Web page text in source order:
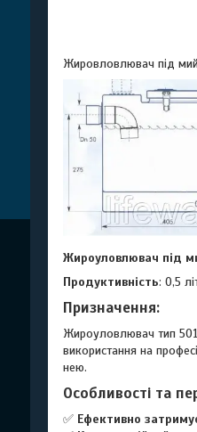
Жировловлювач під
Жироуловлювач під
Продуктивність: 0,5
Призначення:
Жироуловлювач тип
використання на
нею.
Особливості та
✅ Ефективно